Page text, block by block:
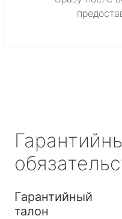
Гарантийный
талон